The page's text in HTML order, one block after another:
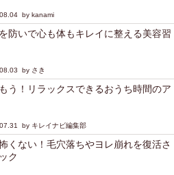
by kanami
防いで心も体もキレイに整える美容習
by さき
う！リラックスできるおうち時間のア
by キレイナビ編集部
くない！毛穴落ちやヨレ崩れを復活さ
ク